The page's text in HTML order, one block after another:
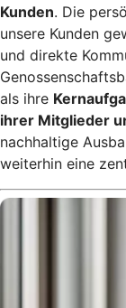
Kunden. Die
unsere Kunden
und direkte
als ihre
ihrer Mitglieder
nachhaltige
weiterhin eine